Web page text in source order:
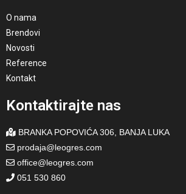
O nama
Brendovi
Novosti
Reference
Kontakt
Kontaktirajte nas
BRANKA POPOVIĆA 306, BANJA LUKA
prodaja@leogres.com
office@leogres.com
051 530 860